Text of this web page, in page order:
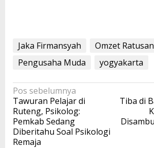
Jaka Firmansyah
Omzet
Pengusaha Muda
yogyakarta
Navigasi
pos
Pos sebelumnya
Tawuran Pelajar di
Ruteng, Psikolog:
Pemkab Sedang
Diberitahu Soal Psikologi
Remaja
Tiba di